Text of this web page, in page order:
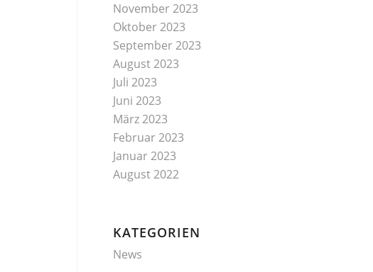
November 2023
Oktober 2023
September 2023
August 2023
Juli 2023
Juni 2023
März 2023
Februar 2023
Januar 2023
August 2022
KATEGORIEN
News